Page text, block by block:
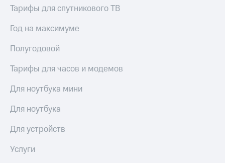
Тарифы для спутникового ТВ
Год на максимуме
Полугодовой
Тарифы для часов и модемов
Для ноутбука мини
Для ноутбука
Для устройств
Услуги